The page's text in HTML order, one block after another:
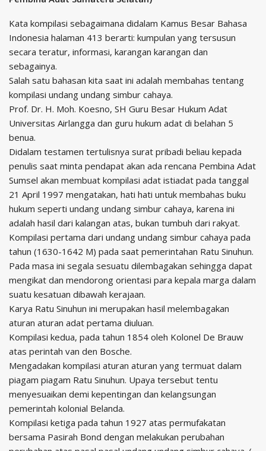
Kata kompilasi sebagaimana didalam Kamus Besar Bahasa
Indonesia halaman 413 berarti: kumpulan yang tersusun
secara teratur, informasi, karangan karangan dan
sebagainya.
Salah satu bahasan kita saat ini adalah membahas tentang
kompilasi undang undang simbur cahaya.
Prof. Dr. H. Moh. Koesno, SH Guru Besar Hukum Adat
Universitas Airlangga dan guru hukum adat di belahan 5
benua.
Didalam testamen tertulisnya surat pribadi beliau kepada
penulis saat minta pendapat akan ada rencana Pembina Adat
Sumsel akan membuat kompilasi adat istiadat pada tanggal
21 April 1997 mengatakan, hati hati untuk membahas buku
hukum seperti undang undang simbur cahaya, karena ini
adalah hasil dari kalangan atas, bukan tumbuh dari rakyat.
Kompilasi pertama dari undang undang simbur cahaya pada
tahun (1630-1642 M) pada saat pemerintahan Ratu Sinuhun.
Pada masa ini segala sesuatu dilembagakan sehingga dapat
mengikat dan mendorong orientasi para kepala marga dalam
suatu kesatuan dibawah kerajaan.
Karya Ratu Sinuhun ini merupakan hasil melembagakan
aturan aturan adat pertama diuluan.
Kompilasi kedua, pada tahun 1854 oleh Kolonel De Brauw
atas perintah van den Bosche.
Mengadakan kompilasi aturan aturan yang termuat dalam
piagam piagam Ratu Sinuhun. Upaya tersebut tentu
menyesuaikan demi kepentingan dan kelangsungan
pemerintah kolonial Belanda.
Kompilasi ketiga pada tahun 1927 atas permufakatan
bersama Pasirah Bond dengan melakukan perubahan